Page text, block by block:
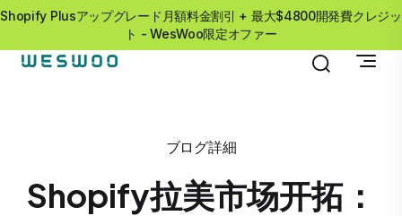
Shopify Plusアップグレード月額料金割引 + 最大$4800開発費クレジッ
ト - WesWoo限定オファー
ブログ詳細
Shopify拉美市场开拓：